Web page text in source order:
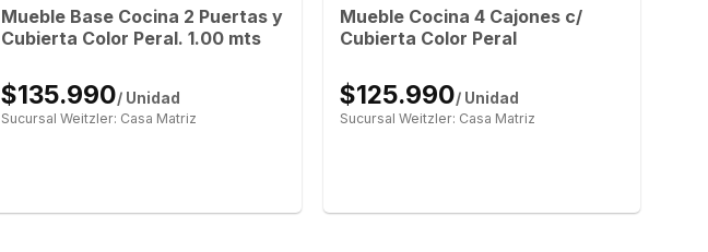
Mueble Base Cocina 2 Puertas y
Cubierta Color Peral. 1.00 mts
$135.990/ Unidad
Sucursal Weitzler: Casa Matriz
Mueble Cocina 4 Cajones c/
Cubierta Color Peral
$125.990/ Unidad
Sucursal Weitzler: Casa Matriz